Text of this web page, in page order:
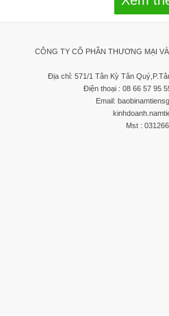
CÔNG TY CỔ PHẦN THƯƠNG MẠI
Địa chỉ: 571/1 Tân Kỳ Tân
Điện thoại : 08 66 57 95
Email:
Mst :